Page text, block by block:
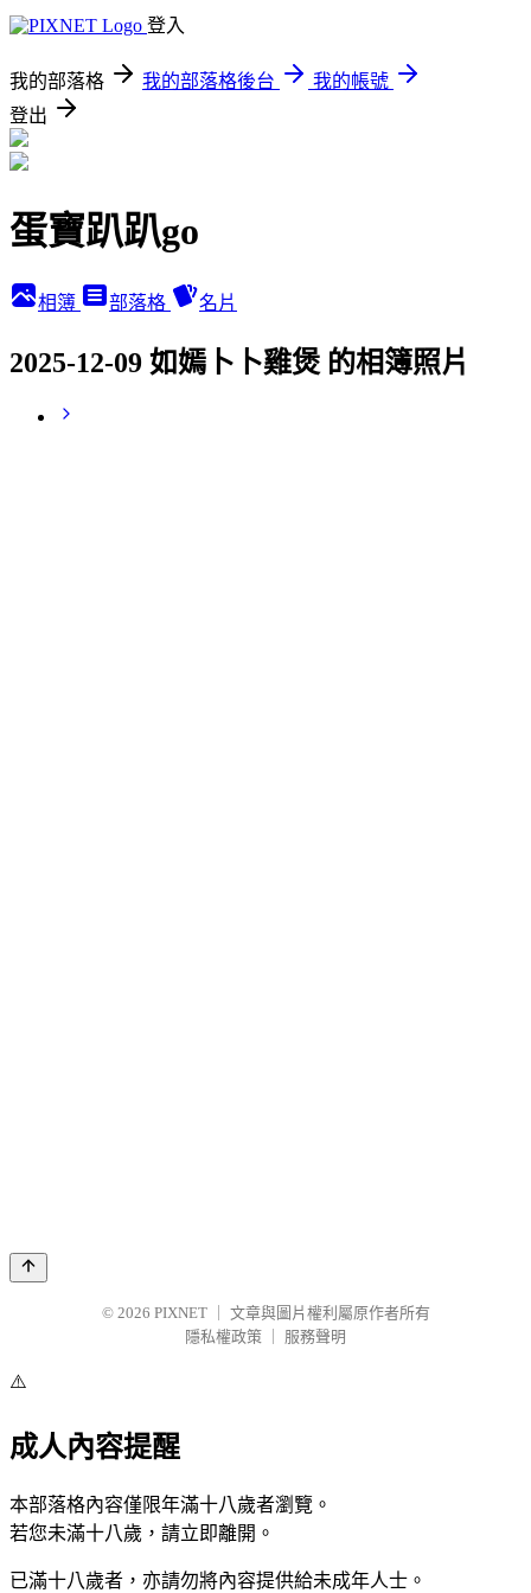
登入
我的部落格 我的部落格後台
我的帳號
登出
蛋寶趴趴go
相簿 部落格 名片
2025-12-09 如嫣卜卜雞煲 的相簿照片
© 2026 PIXNET
文章與圖片權利屬原作者所有
隱私權政策
服務聲明
⚠️
成人內容提醒
本部落格內容僅限年滿十八歲者瀏覽。
若您未滿十八歲，請立即離開。
已滿十八歲者，亦請勿將內容提供給未成年人士。